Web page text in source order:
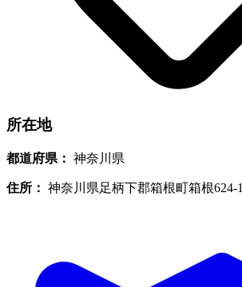
所在地
都道府県： 神奈川県
住所： 神奈川県足柄下郡箱根町箱根624-1